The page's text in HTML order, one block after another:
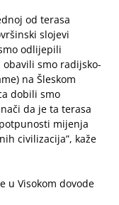
od terasa
slojevi
odlijepili
smo radijsko-
na Šleskom
dobili smo
da je ta terasa
mijenja
civilizacija”, kaže
u Visokom dovode